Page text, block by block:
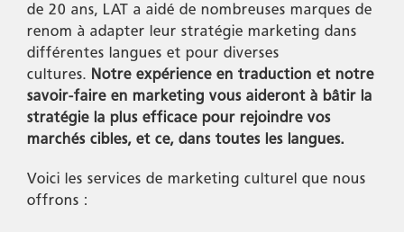
de 20 ans, LAT a aidé de nombreuses marques de
renom à adapter leur stratégie marketing dans
différentes langues et pour diverses
cultures. Notre expérience en traduction et notre
savoir-faire en marketing vous aideront à bâtir la
stratégie la plus efficace pour rejoindre vos
marchés cibles, et ce, dans toutes les langues.
Voici les services de marketing culturel que nous
offrons :